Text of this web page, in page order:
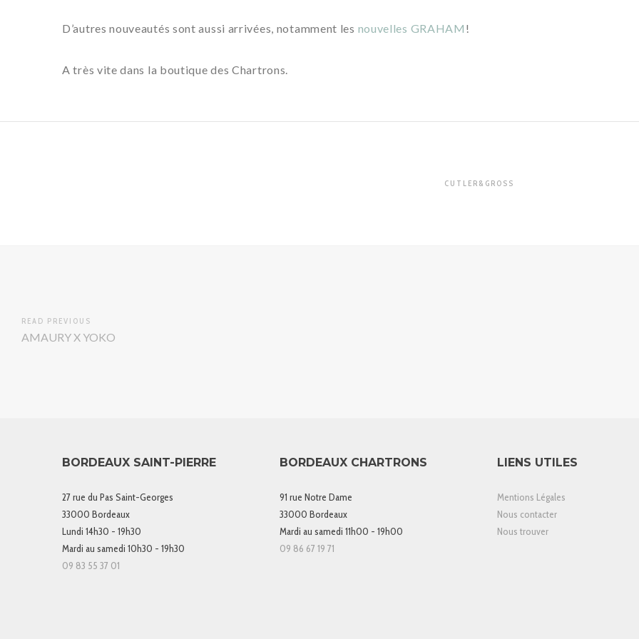
D’autres nouveautés sont aussi arrivées, notamment les nouvelles GRAHAM !
A très vite dans la boutique des Chartrons.
CUTLER&GROSS
READ PREVIOUS
AMAURY X YOKO
BORDEAUX SAINT-PIERRE
27 rue du Pas Saint-Georges
33000 Bordeaux
Lundi 14h30 - 19h30
Mardi au samedi 10h30 - 19h30
09 83 55 37 01
BORDEAUX CHARTRONS
91 rue Notre Dame
33000 Bordeaux
Mardi au samedi 11h00 - 19h00
09 86 67 19 71
LIENS UTILES
Mentions Légales
Nous contacter
Nous trouver